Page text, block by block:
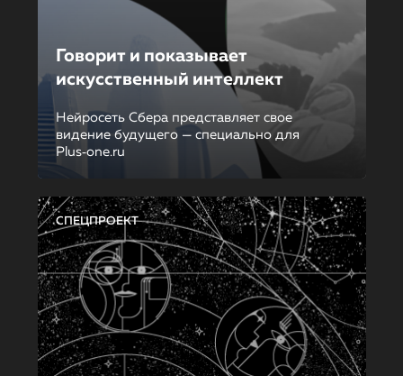
Говорит и показывает
искусственный интеллект
Нейросеть Сбера представляет свое
видение будущего — специально для
Plus‑one.ru
СПЕЦПРОЕКТ